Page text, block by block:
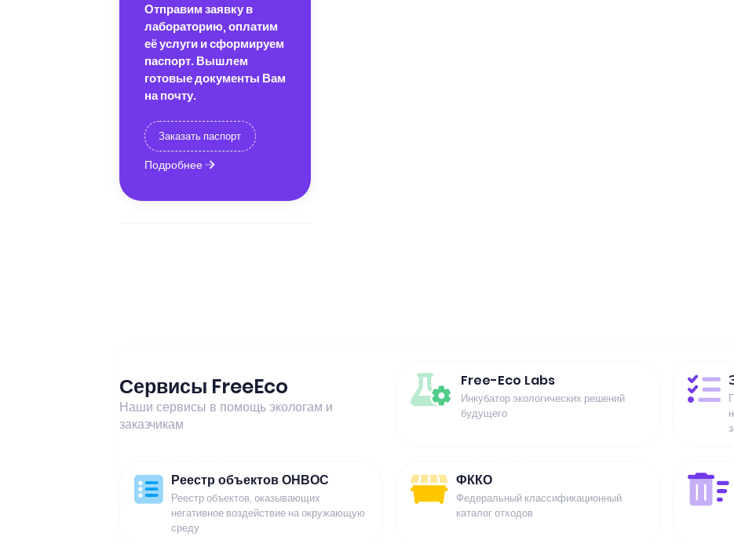
Отправим заявку в
лабораторию, оплатим
её услуги и сформируем
паспорт. Вышлем
готовые документы Вам
на почту.
Заказать паспорт
Подробнее
Сервисы FreeEco
Наши сервисы в помощь экологам и
заказчикам
Free-Eco Labs
Инкубатор экологических решений
будущего
Реестр объектов ОНВОС
Реестр объектов, оказывающих
негативное воздействие на окружающую
среду
ФККО
Федеральный классификационный
каталог отходов